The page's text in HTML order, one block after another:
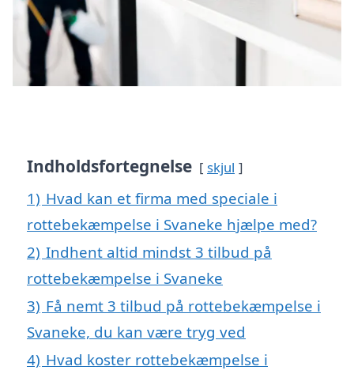
Indholdsfortegnelse skjul
1) Hvad kan et firma med speciale i
rottebekæmpelse i Svaneke hjælpe med?
2) Indhent altid mindst 3 tilbud på
rottebekæmpelse i Svaneke
3) Få nemt 3 tilbud på rottebekæmpelse i
Svaneke, du kan være tryg ved
4) Hvad koster rottebekæmpelse i